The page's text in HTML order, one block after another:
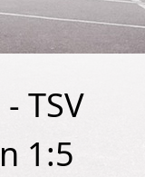
TSV
1:5